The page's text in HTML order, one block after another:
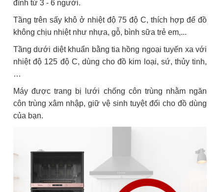
đình từ 3 - 6 người.
Tầng trên sấy khô ở nhiệt độ 75 độ C, thích hợp để đồ
không chịu nhiệt như nhựa, gỗ, bình sữa trẻ em,...
Tầng dưới diệt khuẩn bằng tia hồng ngoại tuyến xa với
nhiệt độ 125 độ C, dùng cho đồ kim loại, sứ, thủy tinh,
…
Máy được trang bị lưới chống côn trùng nhằm ngăn
côn trùng xâm nhập, giữ vệ sinh tuyệt đối cho đồ dùng
của bạn.